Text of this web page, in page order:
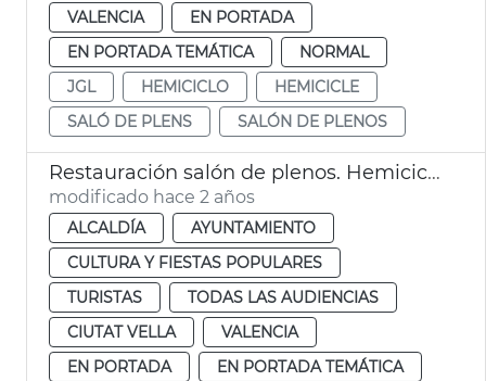
VALENCIA
EN PORTADA
EN PORTADA TEMÁTICA
NORMAL
JGL
HEMICICLO
HEMICICLE
SALÓ DE PLENS
SALÓN DE PLENOS
Restauración salón de plenos. Hemiciclo
modificado hace 2 años
ALCALDÍA
AYUNTAMIENTO
CULTURA Y FIESTAS POPULARES
TURISTAS
TODAS LAS AUDIENCIAS
CIUTAT VELLA
VALENCIA
EN PORTADA
EN PORTADA TEMÁTICA